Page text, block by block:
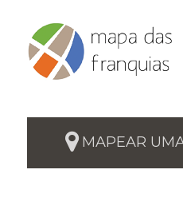
MAPEAR